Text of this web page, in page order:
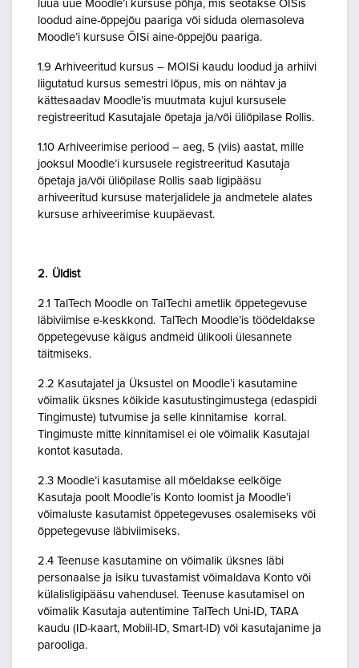
luua uue Moodle’i kursuse põhja, mis seotakse ÕISis
loodud aine-õppejõu paariga või siduda olemasoleva
Moodle’i kursuse ÕISi aine-õppejõu paariga.
1.9 Arhiveeritud kursus – MOISi kaudu loodud ja arhiivi
liigutatud kursus semestri lõpus, mis on nähtav ja
kättesaadav Moodle’is muutmata kujul kursusele
registreeritud Kasutajale õpetaja ja/või üliõpilase Rollis.
1.10 Arhiveerimise periood – aeg, 5 (viis) aastat, mille
jooksul Moodle’i kursusele registreeritud Kasutaja
õpetaja ja/või üliõpilase Rollis saab ligipääsu
arhiveeritud kursuse materjalidele ja andmetele alates
kursuse arhiveerimise kuupäevast.
2. Üldist
2.1 TalTech Moodle on TalTechi ametlik õppetegevuse
läbiviimise e-keskkond. TalTech Moodle’is töödeldakse
õppetegevuse käigus andmeid ülikooli ülesannete
täitmiseks.
2.2 Kasutajatel ja Üksustel on Moodle’i kasutamine
võimalik üksnes kõikide kasutustingimustega (edaspidi
Tingimuste) tutvumise ja selle kinnitamise korral.
Tingimuste mitte kinnitamisel ei ole võimalik Kasutajal
kontot kasutada.
2.3 Moodle’i kasutamise all mõeldakse eelkõige
Kasutaja poolt Moodle’is Konto loomist ja Moodle’i
võimaluste kasutamist õppetegevuses osalemiseks või
õppetegevuse läbiviimiseks.
2.4 Teenuse kasutamine on võimalik üksnes läbi
personaalse ja isiku tuvastamist võimaldava Konto või
külalisligipääsu vahendusel. Teenuse kasutamisel on
võimalik Kasutaja autentimine TalTech Uni-ID, TARA
kaudu (ID-kaart, Mobiil-ID, Smart-ID) või kasutajanime ja
parooliga.